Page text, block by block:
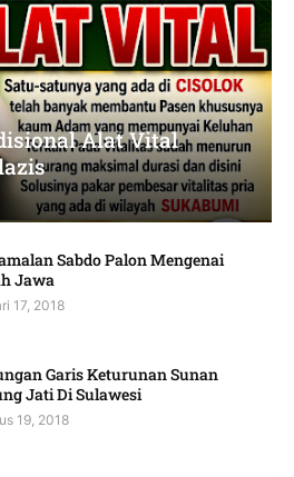
Alat Vital
Sabdo Palon Mengenai
Jawa
17, 2018
Garis Keturunan Sunan
Jati Di Sulawesi
19, 2018